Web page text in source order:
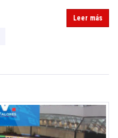
Leer más